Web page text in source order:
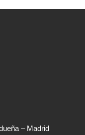
– Madrid